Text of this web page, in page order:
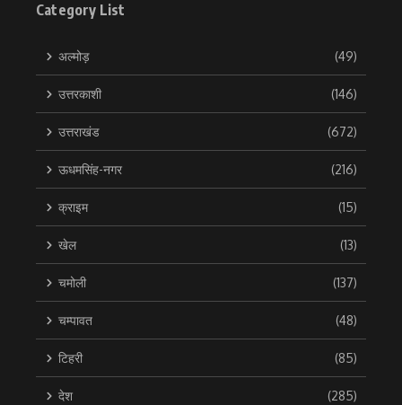
Category List
अल्मोड़ (49)
उत्तरकाशी (146)
उत्तराखंड (672)
ऊधमसिंह-नगर (216)
क्राइम (15)
खेल (13)
चमोली (137)
चम्पावत (48)
टिहरी (85)
देश (285)